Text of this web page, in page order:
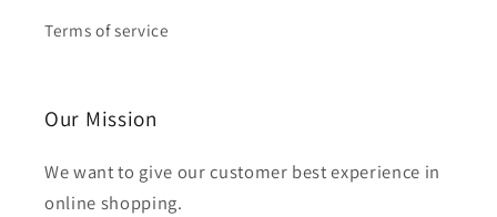
Terms of service
Our Mission
We want to give our customer best experience in
online shopping.